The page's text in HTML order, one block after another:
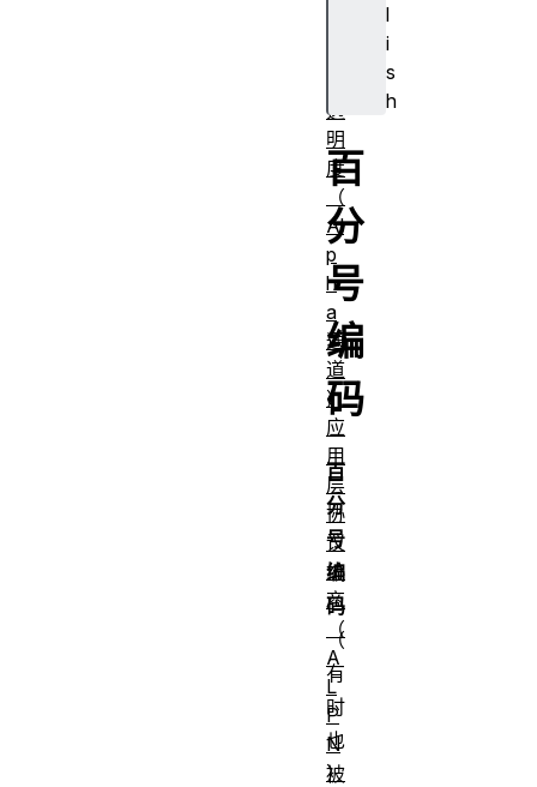
l
i
s
h
百
分
号
编
码
百
分
号
编
码
（
有
时
也
被
透
明
度
（
Al
p
h
a
通
道
）
应
用
层
协
议
协
商
（
A
L
P
N
）